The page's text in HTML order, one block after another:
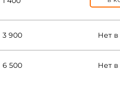
3 900 Нет
6 500 Нет